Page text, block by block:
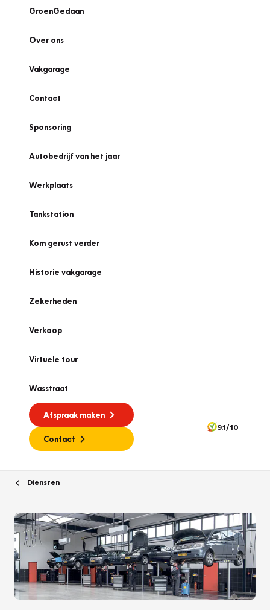
GroenGedaan
Over ons
Vakgarage
Contact
Sponsoring
Autobedrijf van het jaar
Werkplaats
Tankstation
Kom gerust verder
Historie vakgarage
Zekerheden
Verkoop
Virtuele tour
Wasstraat
Afspraak maken
Contact
9.1/10
Diensten